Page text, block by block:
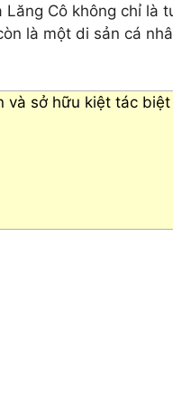
Cô không chỉ là
là một di sản cá
và sở hữu kiệt tác